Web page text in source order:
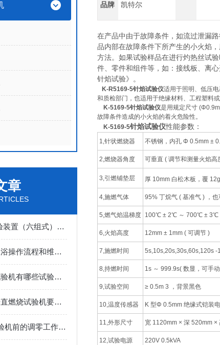
章
KTR012D热变形试验装置（六组式）试验说明
生产厂家介绍恒温水浴操作流程和维护方法
苏州线材卷绕扭转试验机有哪些试验方法
苏州单根电线电缆垂直燃烧试验机要注意的使用环境
使用2吨电子拉力试验机前的调零工作不能少
品牌 凯特尔
在产品中由于故障条件，如流过泄漏
品内部在故障条件下所产生的小火焰
方法。如果试验样品在进行灼热丝试
件、零件和组件等，如：接线板、离
针焰试验》。
K-R5169-5针焰试验仪适用于照明、低压
和质检部门，也适用于绝缘材料、工程塑料
K-5169-5针焰试验仪是用规定尺寸
故障条件造成的小火焰的着火危险性。
K-5169-5针焰试验仪性能参数：
1,针状燃烧器 不锈钢，内孔 Φ 0.5mm ±
2,燃烧器角度 可垂直 ( 调节和测量火焰高
3,引燃铺垫层 厚 10mm 白松木板，覆
4,施燃气体 95% 丁烷气 ( 基准气 ) ，
5,燃气焰温梯度 100℃ ± 2℃ ～ 700℃ ± 3℃
6,火焰高度 12mm ± 1mm ( 可调节 )
7,施燃时间 5s,10s,20s,30s,60s,120s -
8,持燃时间 1s ～ 999.9s( 数显，可手
9,试验空间 ≥ 0.5m 3 ，背景黑色
10,温度传感器 K 型Φ 0.5mm 绝缘式铠装
11,外形尺寸 宽 1120mm × 深 520mm ×
12,试验电源 220V 0.5kVA